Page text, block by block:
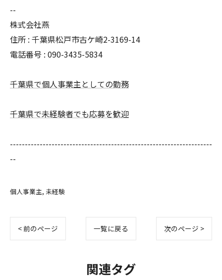
--
株式会社燕
住所 : 千葉県松戸市古ケ崎2-3169-14
電話番号 : 090-3435-5834
千葉県で個人事業主としての勤務
千葉県で未経験者でも応募を歓迎
--------------------------------------------------------------------
--
個人事業主 未経験
< 前のページ 一覧に戻る 次のページ >
関連タグ